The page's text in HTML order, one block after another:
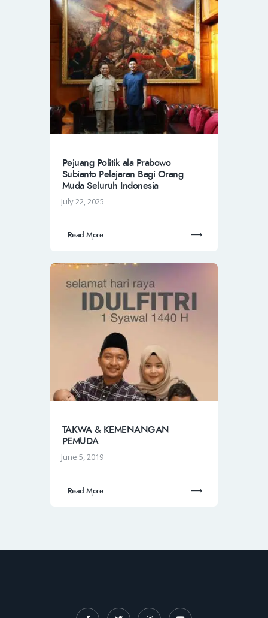
Pejuang Politik ala Prabowo
Subianto Pelajaran Bagi Orang
Muda Seluruh Indonesia
July 22, 2025
Read More
TAKWA & KEMENANGAN
PEMUDA
June 5, 2019
Read More